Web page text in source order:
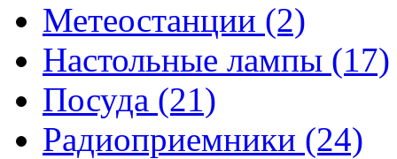
Метеостанции (2)
Настольные лампы (17)
Посуда (21)
Радиоприемники (24)